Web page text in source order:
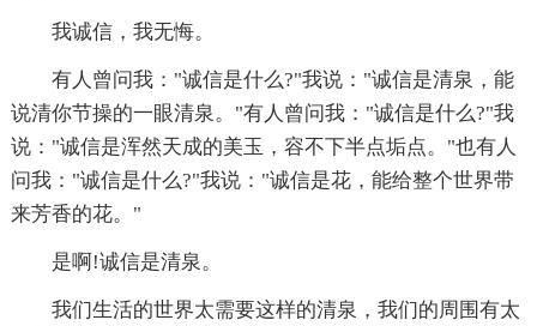
我诚信，我无悔。
有人曾问我："诚信是什么?"我说："诚信是清泉，能
说清你节操的一眼清泉。"有人曾问我："诚信是什么?"我
说："诚信是浑然天成的美玉，容不下半点垢点。"也有人
问我："诚信是什么?"我说："诚信是花，能给整个世界带
来芳香的花。"
是啊!诚信是清泉。
我们生活的世界太需要这样的清泉，我们的周围有太